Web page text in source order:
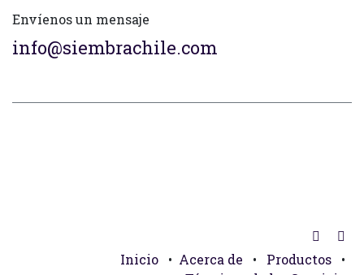
Envíenos un mensaje
info@siembrachile.com
Inicio • Acerca de • Productos
•